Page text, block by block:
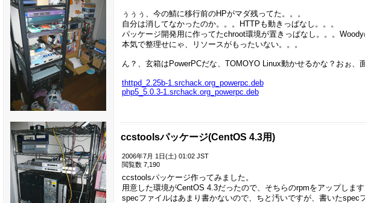
ぅぅぅ、今の鯖に移行前のHPがマダ残ってた。。。
自分は消してなかったのか。。。HTTPも動きっぱなし。。。
パッケージ開発用に作ってたchroot環境が置きっぱなし。。。Woody
本気で整理せにゃ、リソースがもったいない。。。
ん？、玄箱はPowerPCだな、TOMOYO Linux動かせるかな？おぉ、
thttpd_2.25b-1.srchack.org_powerpc.deb
php5_5.0.3-1.srchack.org_powerpc.deb
ccstoolsパッケージ(CentOS 4.3用)
2006年7月 1日(土) 01:02 JST
閲覧数 7,190
ccstoolsパッケージ作ってみました。
用意した環境がCentOS 4.3だったので、そちらのrpmをアップします
specファイルはあまり書かないので、ちと汚いですが、書いたspec